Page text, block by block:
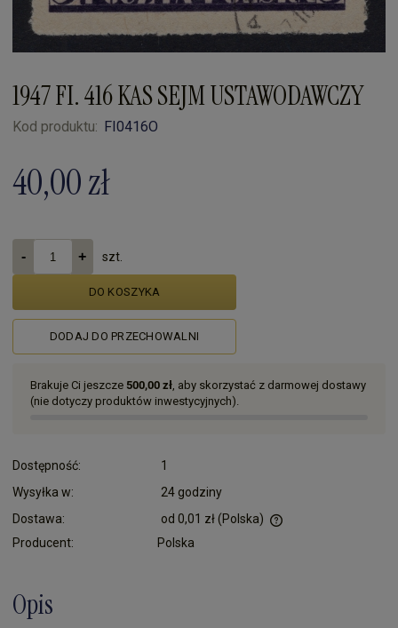
1947 FI. 416 KAS SEJM USTAWODAWCZY
Kod produktu: FI0416O
40,00 zł
szt.
DO KOSZYKA
DODAJ DO PRZECHOWALNI
Brakuje Ci jeszcze 500,00 zł, aby skorzystać z darmowej dostawy
(nie dotyczy produktów inwestycyjnych).
Dostępność:
1
Wysyłka w:
24 godziny
Dostawa:
od 0,01 zł(Polska)
Producent: Polska
Opis